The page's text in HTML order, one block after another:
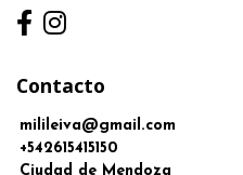
Contacto
milileiva@gmail.com
+542615415150
Ciudad de Mendoza